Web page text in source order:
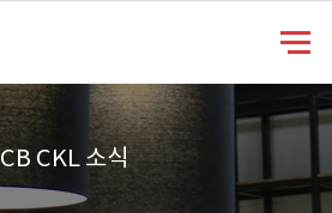
CB CKL 소식